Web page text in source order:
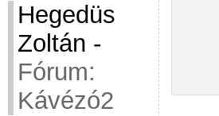
Hegedüs
Zoltán -
Fórum:
Kávézó2